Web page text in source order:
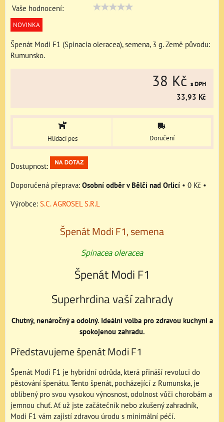
Vaše hodnocení:
NOVINKA
Špenát Modi F1 (Spinacia oleracea), semena, 3 g. Země původu:
Rumunsko.
38 Kč s DPH
33,93 Kč
Hlídací pes Doručení
Dostupnost:
Osobní odběr v Bělči nad Orlicí • 0 Kč •
Výrobce: S.C. AGROSEL S.R.L
Špenát Modi F1, semena
Spinacea oleracea
Špenát Modi F1
Superhrdina vaší zahrady
Chutný, nenáročný a odolný. Ideální volba pro zdravou kuchyni a
spokojenou zahradu.
Představujeme špenát Modi F1
Špenát Modi F1 je hybridní odrůda, která přináší revoluci do
pěstování špenátu. Tento špenát, pocházející z Rumunska, je
oblíbený pro svou vysokou výnosnost, odolnost vůči chorobám a
jemnou chuť. Ať už jste začátečník nebo zkušený zahradník,
Modi F1 vám zajistí zdravou úrodu s minimální péčí.